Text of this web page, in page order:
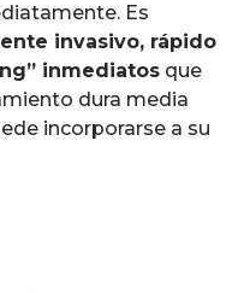
Es
invasivo, rápido
inmediatos que
dura media
incorporarse a su